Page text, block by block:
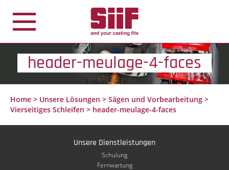
header-meulage-4-faces
Home > Unsere Lösungen > Sägen und Vorbearbeitung >
Vierseitiges Schleifen > header-meulage-4-faces
Unsere Dienstleistungen
Schulung
Fernwartung